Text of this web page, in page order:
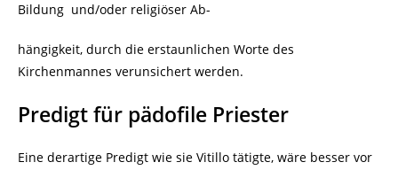
Bildung und/oder religiöser Ab-
hängigkeit, durch die erstaunlichen Worte des
Kirchenmannes verunsichert werden.
Predigt für pädofile Priester
Eine derartige Predigt wie sie Vitillo tätigte, wäre besser vor